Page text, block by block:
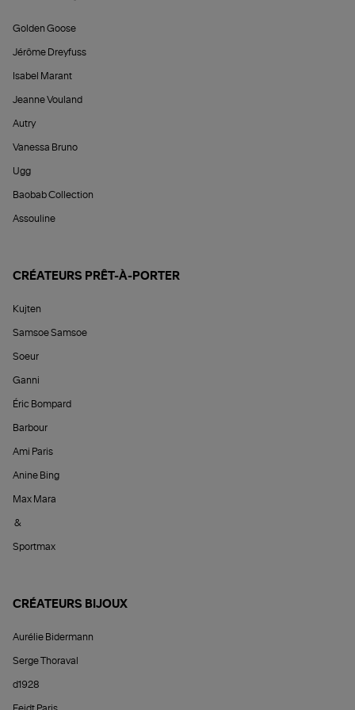
Golden Goose
Jérôme Dreyfuss
Isabel Marant
Jeanne Vouland
Autry
Vanessa Bruno
Ugg
Baobab Collection
Assouline
CRÉATEURS PRÊT-À-PORTER
Kujten
Samsoe Samsoe
Soeur
Ganni
Éric Bompard
Barbour
Ami Paris
Anine Bing
Max Mara
&
Sportmax
CRÉATEURS BIJOUX
Aurélie Bidermann
Serge Thoraval
d1928
Feidt Paris